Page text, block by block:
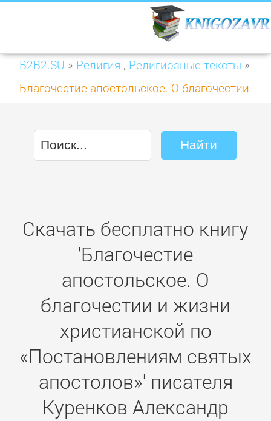
B2B2.SU » Религия , Религиозные тексты »
Благочестие апостольское. О благочестии
«Постановлениям святых апостолов»
Скачать бесплатно книгу
'Благочестие
апостольское. О
благочестии и жизни
христианской по
«Постановлениям святых
апостолов»' писателя
Куренков Александр